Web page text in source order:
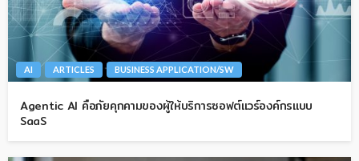
AI ARTICLES BUSINESS APPLICATION/SW
Agentic AI คือภัยคุกคามของผู้ให้บริการซอฟต์แวร์องค์กรแบบ
SaaS